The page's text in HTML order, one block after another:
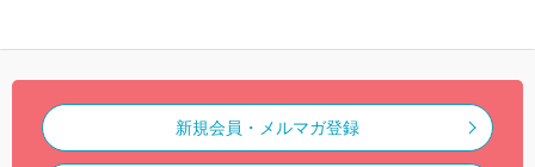
新規会員・メルマガ登録